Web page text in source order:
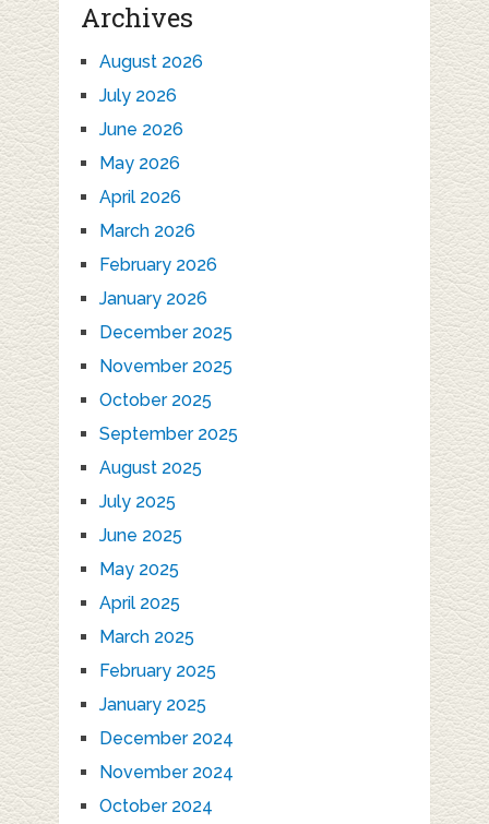
Archives
August 2026
July 2026
June 2026
May 2026
April 2026
March 2026
February 2026
January 2026
December 2025
November 2025
October 2025
September 2025
August 2025
July 2025
June 2025
May 2025
April 2025
March 2025
February 2025
January 2025
December 2024
November 2024
October 2024